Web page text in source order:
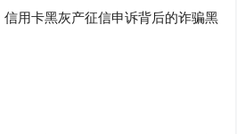
信用卡黑灰产征信申诉背后的诈骗黑